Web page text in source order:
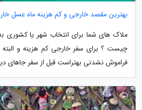
بهترین مقصد خارجی و کم هزینه ماه عسل
ملاک های شما برای انتخاب شهر یا کشوری
چیست ؟ برای سفر خارجی کم هزینه و
فراموش نشدنی بهتراست قبل از سفر جاهای